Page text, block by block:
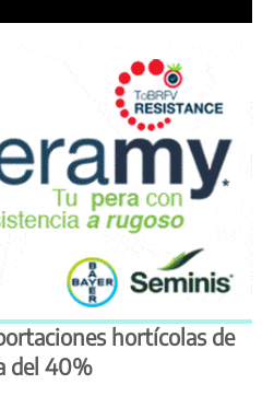
hortícolas de
del 40%